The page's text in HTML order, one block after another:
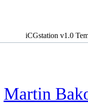
iCGstation v1.0
Martin